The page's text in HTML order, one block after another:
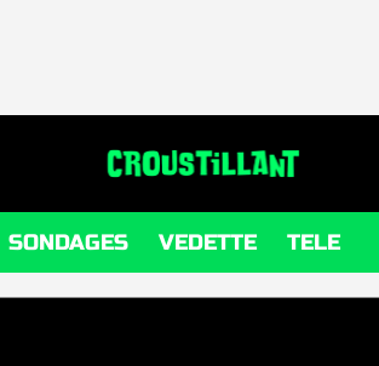
SONDAGES VEDETTE TELE